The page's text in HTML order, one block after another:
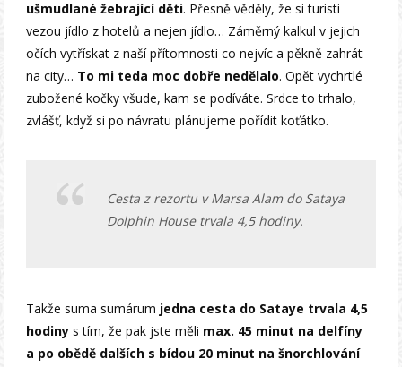
ušmudlané žebrající děti. Přesně věděly, že si turisti
vezou jídlo z hotelů a nejen jídlo… Záměrný kalkul v jejich
očích vytřískat z naší přítomnosti co nejvíc a pěkně zahrát
na city… To mi teda moc dobře nedělalo. Opět vychrtlé
zubožené kočky všude, kam se podíváte. Srdce to trhalo,
zvlášť, když si po návratu plánujeme pořídit koťátko.
Cesta z rezortu v Marsa Alam do Sataya
Dolphin House trvala 4,5 hodiny.
Takže suma sumárum jedna cesta do Sataye trvala 4,5
hodiny s tím, že pak jste měli max. 45 minut na delfíny
a po obědě dalších s bídou 20 minut na šnorchlování